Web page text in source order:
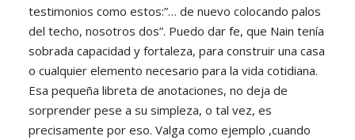
testimonios como estos:”… de nuevo colocando palos
del techo, nosotros dos”. Puedo dar fe, que Nain tenía
sobrada capacidad y fortaleza, para construir una casa
o cualquier elemento necesario para la vida cotidiana.
Esa pequeña libreta de anotaciones, no deja de
sorprender pese a su simpleza, o tal vez, es
precisamente por eso. Valga como ejemplo ,cuando